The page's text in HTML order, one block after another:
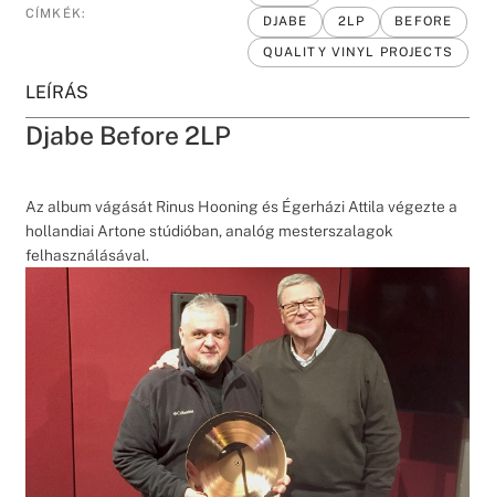
CÍMKÉK:
DJABE 2LP
BEFORE
QUALITY VINYL PROJECTS
LEÍRÁS
Djabe Before 2LP
Az album vágását Rinus Hooning és Égerházi Attila végezte a
hollandiai Artone stúdióban, analóg mesterszalagok
felhasználásával.